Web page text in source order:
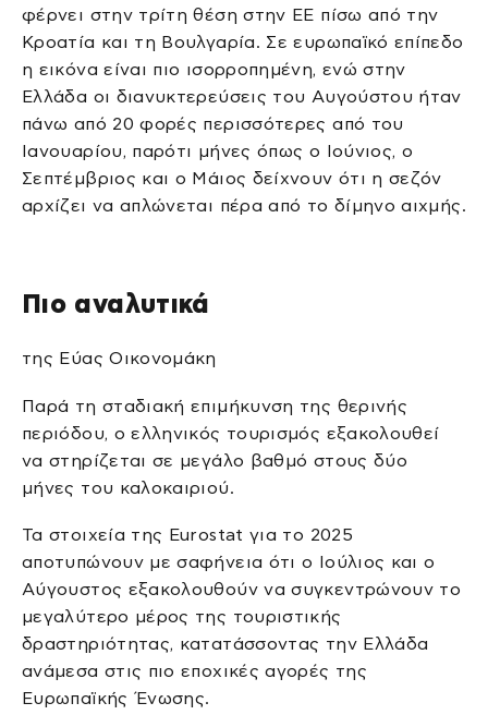
φέρνει στην τρίτη θέση στην ΕΕ πίσω από την
Κροατία και τη Βουλγαρία. Σε ευρωπαϊκό επίπεδο
η εικόνα είναι πιο ισορροπημένη, ενώ στην
Ελλάδα οι διανυκτερεύσεις του Αυγούστου ήταν
πάνω από 20 φορές περισσότερες από του
Ιανουαρίου, παρότι μήνες όπως ο Ιούνιος, ο
Σεπτέμβριος και ο Μάιος δείχνουν ότι η σεζόν
αρχίζει να απλώνεται πέρα από το δίμηνο αιχμής.
Πιο αναλυτικά
της Εύας Οικονομάκη
Παρά τη σταδιακή επιμήκυνση της θερινής
περιόδου, ο ελληνικός τουρισμός εξακολουθεί
να στηρίζεται σε μεγάλο βαθμό στους δύο
μήνες του καλοκαιριού.
Τα στοιχεία της Eurostat για το 2025
αποτυπώνουν με σαφήνεια ότι ο Ιούλιος και ο
Αύγουστος εξακολουθούν να συγκεντρώνουν το
μεγαλύτερο μέρος της τουριστικής
δραστηριότητας, κατατάσσοντας την Ελλάδα
ανάμεσα στις πιο εποχικές αγορές της
Ευρωπαϊκής Ένωσης.